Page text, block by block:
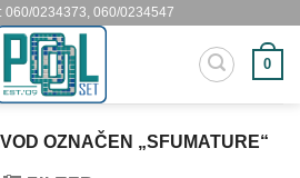
060/0234373, 060/0234547
0
OZNAČEN „SFUMATURE“